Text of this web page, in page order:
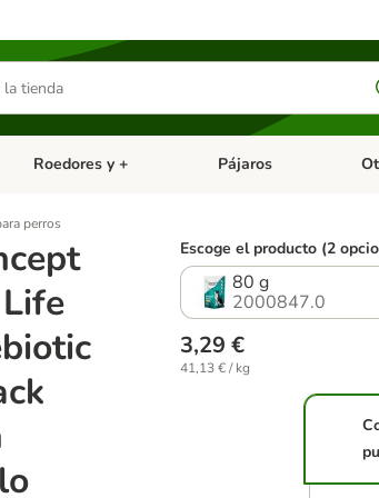
Vet.
Menú de categoria abierto: Antiparasitarios
Roedores y + Menú de categoria
Pájaros
perros
Escoge el producto (2
80 g
2000847.0
3,29 €
41,13 € / kg